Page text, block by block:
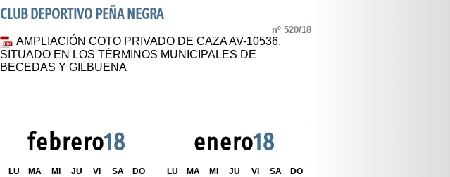
CLUB DEPORTIVO PEÑA NEGRA
nº 520/18
AMPLIACIÓN COTO PRIVADO DE CAZA AV-10536,
SITUADO EN LOS TÉRMINOS MUNICIPALES DE
BECEDAS Y GILBUENA
febrero18
LU MA MI JU VI SA DO
enero18
LU MA MI JU VI SA DO